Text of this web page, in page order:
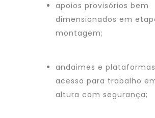
apoios provisórios bem
dimensionados em
montagem;
andaimes e
acesso para trabalho
altura com segurança;